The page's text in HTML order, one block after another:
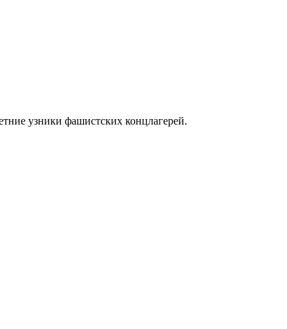
узники фашистских концлагерей.